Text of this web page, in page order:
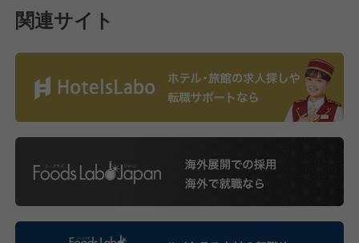
関連サイト